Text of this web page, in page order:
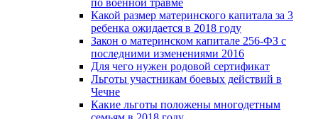
по военной травме
Какой размер материнского капитала за 3
ребенка ожидается в 2018 году
Закон о материнском капитале 256-ФЗ с
последними изменениями 2016
Для чего нужен родовой сертификат
Льготы участникам боевых действий в
Чечне
Какие льготы положены многодетным